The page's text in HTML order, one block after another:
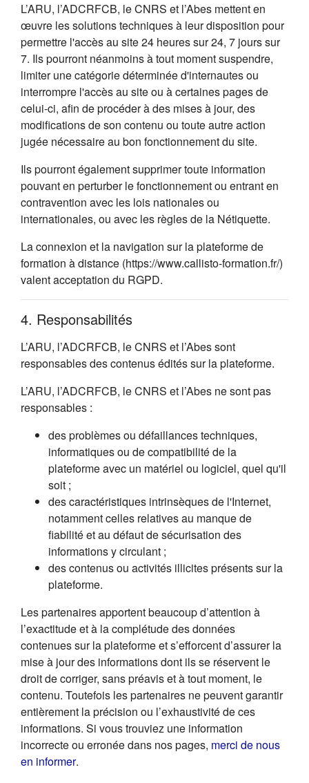
L’ARU, l’ADCRFCB, le CNRS et l’Abes mettent en
œuvre les solutions techniques à leur disposition pour
permettre l'accès au site 24 heures sur 24, 7 jours sur
7. Ils pourront néanmoins à tout moment suspendre,
limiter une catégorie déterminée d'internautes ou
interrompre l'accès au site ou à certaines pages de
celui-ci, afin de procéder à des mises à jour, des
modifications de son contenu ou toute autre action
jugée nécessaire au bon fonctionnement du site.
Ils pourront également supprimer toute information
pouvant en perturber le fonctionnement ou entrant en
contravention avec les lois nationales ou
internationales, ou avec les règles de la Nétiquette.
La connexion et la navigation sur la plateforme de
formation à distance (https://www.callisto-formation.fr/)
valent acceptation du RGPD.
4. Responsabilités
L’ARU, l’ADCRFCB, le CNRS et l’Abes sont
responsables des contenus édités sur la plateforme.
L’ARU, l’ADCRFCB, le CNRS et l’Abes ne sont pas
responsables :
des problèmes ou défaillances techniques,
informatiques ou de compatibilité de la
plateforme avec un matériel ou logiciel, quel qu'il
soit ;
des caractéristiques intrinsèques de l'Internet,
notamment celles relatives au manque de
fiabilité et au défaut de sécurisation des
informations y circulant ;
des contenus ou activités illicites présents sur la
plateforme.
Les partenaires apportent beaucoup d’attention à
l’exactitude et à la complétude des données
contenues sur la plateforme et s’efforcent d’assurer la
mise à jour des informations dont ils se réservent le
droit de corriger, sans préavis et à tout moment, le
contenu. Toutefois les partenaires ne peuvent garantir
entièrement la précision ou l’exhaustivité de ces
informations. Si vous trouviez une information
incorrecte ou erronée dans nos pages, merci de nous
en informer(s'ouvre dans un nouvel onglet)
.